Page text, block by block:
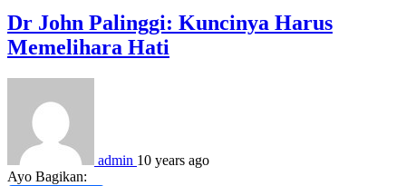
Dr John Palinggi: Kuncinya Harus
Memelihara Hati
admin 10 years ago
Ayo Bagikan: